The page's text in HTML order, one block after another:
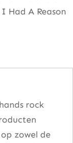
A Reason
rock
zowel de